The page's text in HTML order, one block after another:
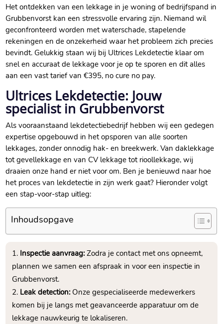
Het ontdekken van een lekkage in je woning of bedrijfspand in
Grubbenvorst kan een stressvolle ervaring zijn. Niemand wil
geconfronteerd worden met waterschade, stapelende
rekeningen en de onzekerheid waar het probleem zich precies
bevindt. Gelukkig staan wij bij Ultrices Lekdetectie klaar om
snel en accuraat de lekkage voor je op te sporen en dit alles
aan een vast tarief van €395, no cure no pay.
Ultrices Lekdetectie: Jouw
specialist in Grubbenvorst
Als vooraanstaand lekdetectiebedrijf hebben wij een gedegen
expertise opgebouwd in het opsporen van alle soorten
lekkages, zonder onnodig hak- en breekwerk. Van daklekkage
tot gevellekkage en van CV lekkage tot rioollekkage, wij
draaien onze hand er niet voor om. Ben je benieuwd naar hoe
het proces van lekdetectie in zijn werk gaat? Hieronder volgt
een stap-voor-stap uitleg:
Inhoudsopgave
Inspectie aanvraag:Zodra je contact met ons opneemt,
plannen we samen een afspraak in voor een inspectie in
Grubbenvorst.
Leak detection:Onze gespecialiseerde medewerkers
komen bij je langs met geavanceerde apparatuur om de
lekkage nauwkeurig te lokaliseren.